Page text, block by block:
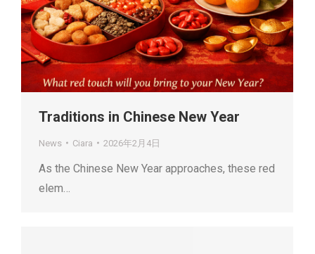
Traditions in Chinese New Year
News Ciara 2026年2月4日
As the Chinese New Year approaches, these red
elem…